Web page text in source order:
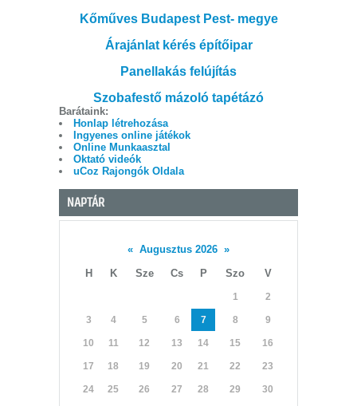
Kőműves Budapest Pest- megye
Árajánlat kérés építőipar
Panellakás felújítás
Szobafestő mázoló tapétázó
Barátaink:
Honlap létrehozása
Ingyenes online játékok
Online Munkaasztal
Oktató videók
uCoz Rajongók Oldala
NAPTÁR
« Augusztus 2026 »
H
K Sze Cs P Szo V
1 2
3 4 5 6 7 8 9
10 11 12 13 14 15 16
17 18 19 20 21 22 23
24 25 26 27 28 29 30